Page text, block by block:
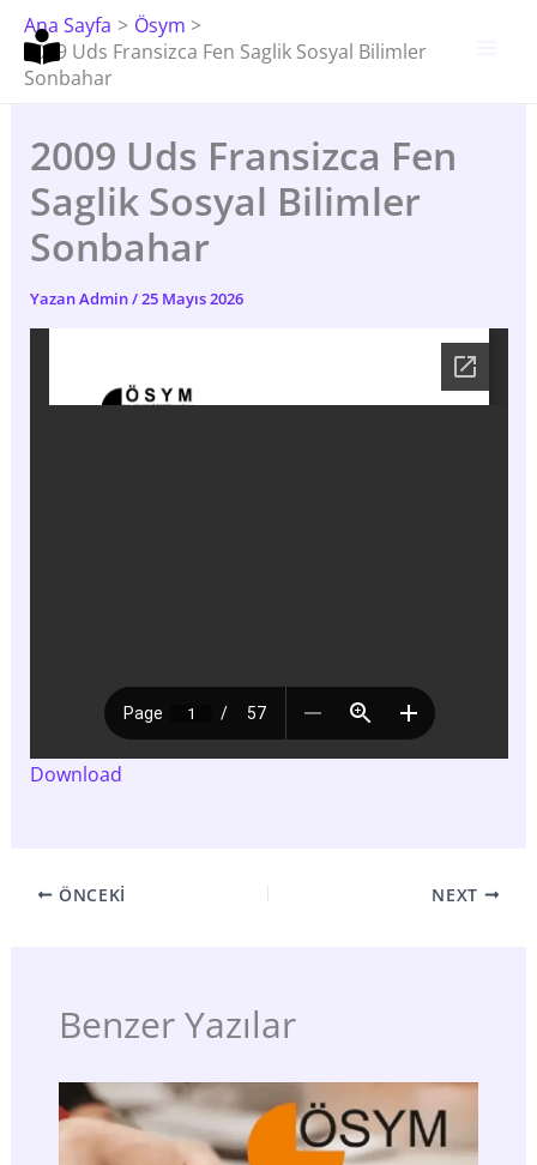
İçeriğe
Atla
Ana Sayfa
Ösym
2009 Uds Fransizca Fen Saglik Sosyal Bilimler
Sonbahar
2009 Uds Fransizca Fen
Saglik Sosyal Bilimler
Sonbahar
YazanAdmin/25 Mayıs 2026
Download
ÖNCEKI NEXT
Benzer Yazılar